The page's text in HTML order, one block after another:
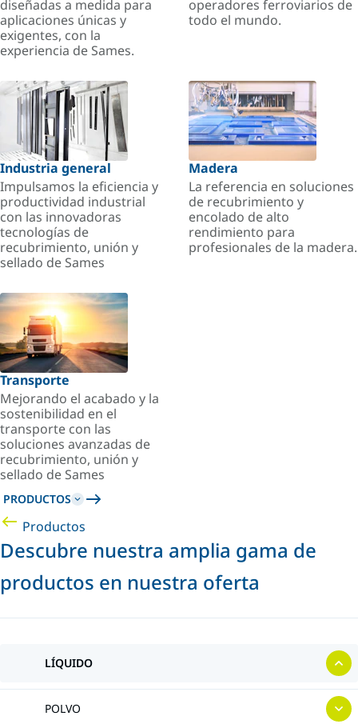
diseñadas a medida para
aplicaciones únicas y
exigentes, con la
experiencia de Sames.
operadores ferroviarios de
todo el mundo.
Industria general
Impulsamos la eficiencia y
productividad industrial
con las innovadoras
tecnologías de
recubrimiento, unión y
sellado de Sames
Madera
La referencia en soluciones
de recubrimiento y
encolado de alto
rendimiento para
profesionales de la madera.
Transporte
Mejorando el acabado y la
sostenibilidad en el
transporte con las
soluciones avanzadas de
recubrimiento, unión y
sellado de Sames
PRODUCTOS
Productos
Descubre nuestra amplia gama de
productos en nuestra oferta
LÍQUIDO
POLVO